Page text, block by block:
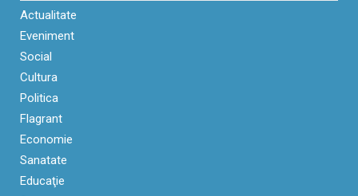
Actualitate
Eveniment
Social
Cultura
Politica
Flagrant
Economie
Sanatate
Educaţie